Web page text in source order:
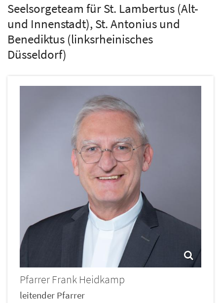
Seelsorgeteam für St. Lambertus (Alt-
und Innenstadt), St. Antonius und
Benediktus (linksrheinisches
Düsseldorf)
Pfarrer Frank Heidkamp
leitender Pfarrer